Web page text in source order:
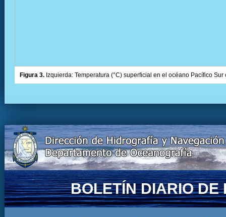
Figura 3. Izquierda: Temperatura (°C) superficial en el océano Pacífico
BOLETÍN DIARIO DE